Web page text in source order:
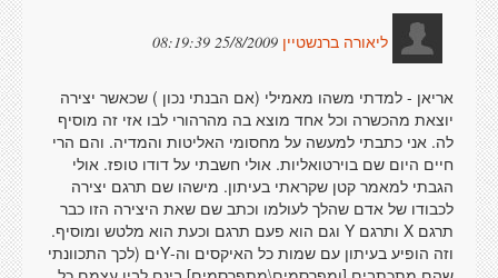
ליאורה ברנשטיין 25/8/2009 08:19:39
אריאן - למדתי משהו מאמילי (אם הבנתי נכון ) שכאשר יצירה
יוצאת מהכשרה וכל אחד מוצא בה מהרהורי לבו אזי זה מוסיף
לה. אני כתבתי למעשה על מחסומי האליטות והמדיה. והם הרי
חיים היום שם בוירטואליות. אולי חשבתי על דודו טופז. אולי
הגבתי למאמר קטן שקראתי בעיתון. מישהו שם תרגם יצירה
לכבודו של אדם שהלך לעולמו וכתב שם שאת היצירה הזו כבר
תרגם X ותרגם Y וגם הוא פעם תרגם וכעת הוא מלטש ומוסיף.
וזה הופיע בעיתון עם שמות כל האיקסים וה-Yים (לכך התכוונתי